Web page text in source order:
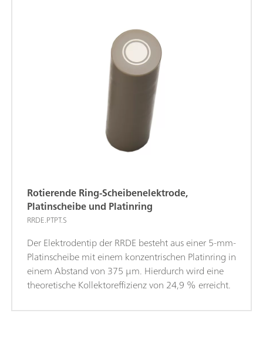
Rotierende Ring-Scheibenelektrode,
Platinscheibe und Platinring
RRDE.PTPT.S
Der Elektrodentip der RRDE besteht aus einer 5-mm-
Platinscheibe mit einem konzentrischen Platinring in
einem Abstand von 375 µm. Hierdurch wird eine
theoretische Kollektoreffizienz von 24,9 % erreicht.